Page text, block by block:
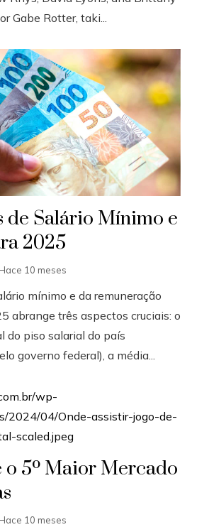
Gabe Rotter, taki...
de Salário Mínimo e
2025
Hace 10 meses
mínimo e da remuneração
abrange três aspectos cruciais: o
do piso salarial do país
governo federal), a média...
o 5º Maior Mercado
Hace 10 meses